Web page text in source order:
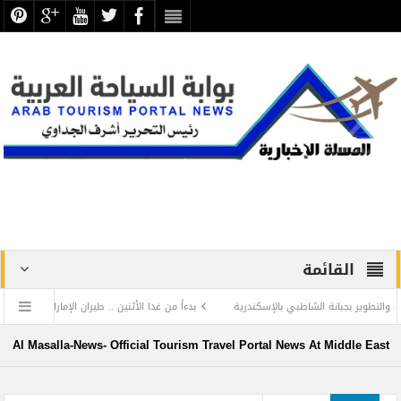
القائمة
بجبانة الشاطبي بالإسكندرية
بدءاً من غدا الأثنين .. طيران الإمارات تبدأ في
الدفاع عن الحضارة ترفض الرد المستفز لبطلة كليوباترا وتصدر بيانها الثاني
Al Masalla-News- Official Tourism Travel Portal News At Middle East